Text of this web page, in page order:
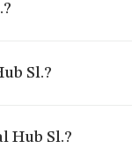
Sl.?
Hub Sl.?